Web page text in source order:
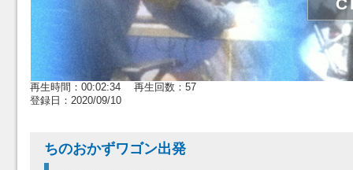
再生時間：00:02:34 再生回数：57
登録日：2020/09/10
ちのおかずワゴン出発